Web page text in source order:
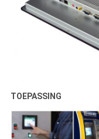
TOEPASSING